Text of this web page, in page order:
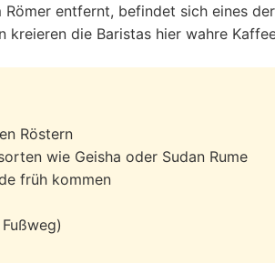
entfernt, befindet sich eines
die Baristas hier wahre
Röstern
wie Geisha oder Sudan Rume
früh kommen